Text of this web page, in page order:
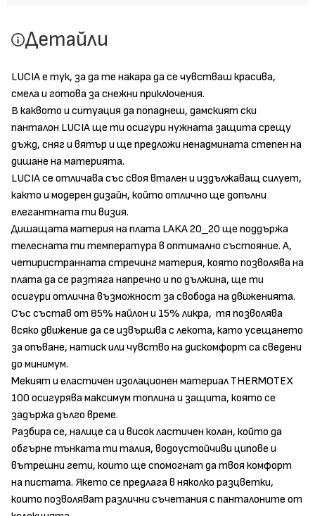
Детайли
LUCIA е тук, за да те накара да се чувстваш красива,
смела и готова за снежни приключения.
В каквото и ситуация да попаднеш, дамският ски
панталон LUCIA ще ти осигури нужната защита срещу
дъжд, сняг и вятър и ще предложи ненадмината степен на
дишане на материята.
LUCIA се отличава със своя втален и издължаващ силует,
както и модерен дизайн, който отлично ще допълни
елегантната ти визия.
Дишащата материя на плата LAKA 20_20 ще поддържа
телесната ти температура в оптимално състояние. А,
четиристранната стречинг материя, която позволява на
плата да се разтяга напречно и по дължина, ще ти
осигури отлична възможност за свобода на движенията.
Със състав от 85% найлон и 15% ликра, тя позволява
всяко движение да се извършва с лекота, като усещането
за опъване, натиск или чувство на дискомфорт са сведени
до минимум.
Мекият и еластичен изолационен материал THERMOTEX
100 осигурява максимум топлина и защита, която се
задържа дълго време.
Разбира се, налице са и висок ластичен колан, който да
обгърне тънката ти талия, водоустойчиви ципове и
вътрешни гети, които ще спомогнат да твоя комфорт
на пистата. Якето се предлага в няколко разцветки,
които позволяват различни съчетания с панталоните от